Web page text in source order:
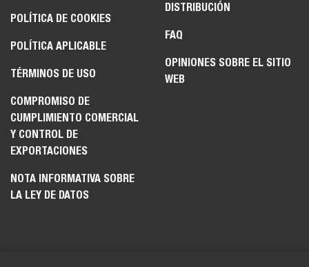
POLÍTICA DE COOKIES
POLÍTICA APLICABLE
TÉRMINOS DE USO
COMPROMISO DE
CUMPLIMIENTO COMERCIAL
Y CONTROL DE
EXPORTACIONES
NOTA INFORMATIVA SOBRE
LA LEY DE DATOS
DISTRIBUCIÓN
FAQ
OPINIONES SOBRE EL SITIO
WEB